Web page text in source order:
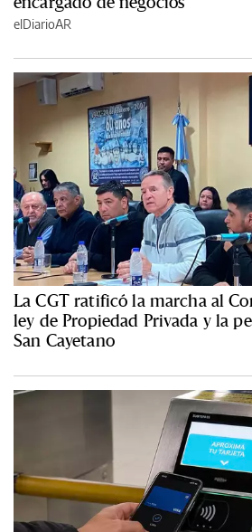
elDiarioAR
La CGT ratificó la marcha al
ley de Propiedad Privada y la
San Cayetano